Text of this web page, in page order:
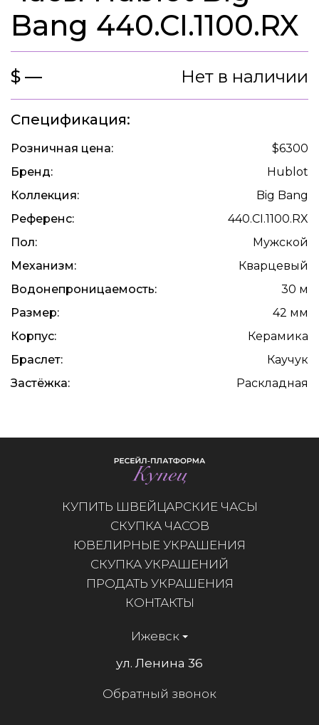
Bang 440.CI.1100.RX
$ — Нет в наличии
Спецификация:
Розничная цена:
$6300
Бренд:
Hublot
Коллекция:
Big Bang
Референс:
440.CI.1100.RX
Пол:
Мужской
Механизм:
Кварцевый
Водонепроницаемость:
30 м
Размер:
42 мм
Корпус:
Керамика
Браслет:
Каучук
Застёжка:
Раскладная
КУПИТЬ ШВЕЙЦАРСКИЕ ЧАСЫ
СКУПКА ЧАСОВ
ЮВЕЛИРНЫЕ УКРАШЕНИЯ
СКУПКА УКРАШЕНИЙ
ПРОДАТЬ УКРАШЕНИЯ
КОНТАКТЫ
Ижевск
ул. Ленина 36
Обратный звонок